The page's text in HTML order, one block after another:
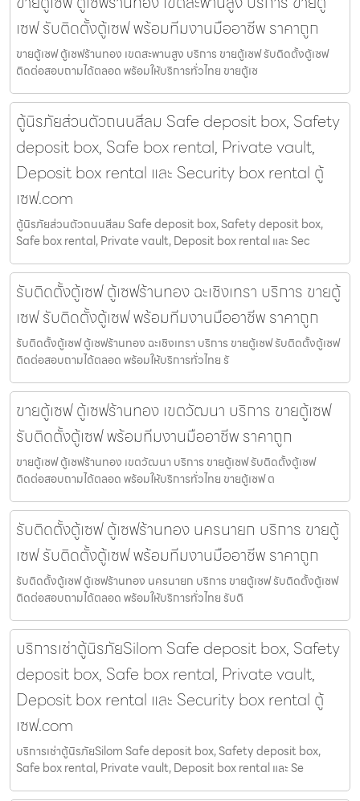
เซฟ รับติดตั้งตู้เซฟ พร้อมทีมงานมืออาชีพ ราคาถูก
ขายตู้เซฟ ตู้เซฟร้านทอง เขตสะพานสูง บริการ ขายตู้เซฟ รับติดตั้งตู้เซฟ
ติดต่อสอบถามได้ตลอด พร้อมให้บริการทั่วไทย ขายตู้เซ
ตู้นิรภัยส่วนตัวถนนสีลม Safe deposit box, Safety
deposit box, Safe box rental, Private vault,
Deposit box rental และ Security box rental ตู้
เซฟ.com
ตู้นิรภัยส่วนตัวถนนสีลม Safe deposit box, Safety deposit box,
Safe box rental, Private vault, Deposit box rental และ Sec
รับติดตั้งตู้เซฟ ตู้เซฟร้านทอง ฉะเชิงเทรา บริการ ขายตู้
เซฟ รับติดตั้งตู้เซฟ พร้อมทีมงานมืออาชีพ ราคาถูก
รับติดตั้งตู้เซฟ ตู้เซฟร้านทอง ฉะเชิงเทรา บริการ ขายตู้เซฟ รับติดตั้งตู้เซฟ
ติดต่อสอบถามได้ตลอด พร้อมให้บริการทั่วไทย รั
ขายตู้เซฟ ตู้เซฟร้านทอง เขตวัฒนา บริการ ขายตู้เซฟ
รับติดตั้งตู้เซฟ พร้อมทีมงานมืออาชีพ ราคาถูก
ขายตู้เซฟ ตู้เซฟร้านทอง เขตวัฒนา บริการ ขายตู้เซฟ รับติดตั้งตู้เซฟ
ติดต่อสอบถามได้ตลอด พร้อมให้บริการทั่วไทย ขายตู้เซฟ ต
รับติดตั้งตู้เซฟ ตู้เซฟร้านทอง นครนายก บริการ ขายตู้
เซฟ รับติดตั้งตู้เซฟ พร้อมทีมงานมืออาชีพ ราคาถูก
รับติดตั้งตู้เซฟ ตู้เซฟร้านทอง นครนายก บริการ ขายตู้เซฟ รับติดตั้งตู้เซฟ
ติดต่อสอบถามได้ตลอด พร้อมให้บริการทั่วไทย รับติ
บริการเช่าตู้นิรภัยSilom Safe deposit box, Safety
deposit box, Safe box rental, Private vault,
Deposit box rental และ Security box rental ตู้
เซฟ.com
บริการเช่าตู้นิรภัยSilom Safe deposit box, Safety deposit box,
Safe box rental, Private vault, Deposit box rental และ Se